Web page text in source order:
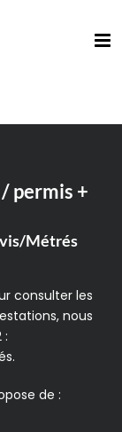
permis +
Métrés
consulter les
nous
:
de :